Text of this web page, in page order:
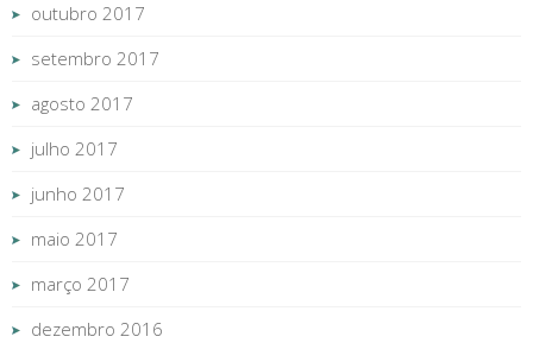
outubro 2017
setembro 2017
agosto 2017
julho 2017
junho 2017
maio 2017
março 2017
dezembro 2016